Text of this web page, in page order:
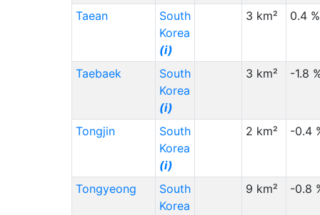
Taean
South
Korea
(i)
3 km² 0.4 %
Taebaek
South
Korea
(i)
3 km² -1.8
Tongjin
South
Korea
(i)
2 km² -0.4
Tongyeong
South
Korea
9 km² -0.8